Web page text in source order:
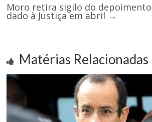
Moro retira sigilo do depoimento
dado à Justiça em abril →
Matérias Relacionadas